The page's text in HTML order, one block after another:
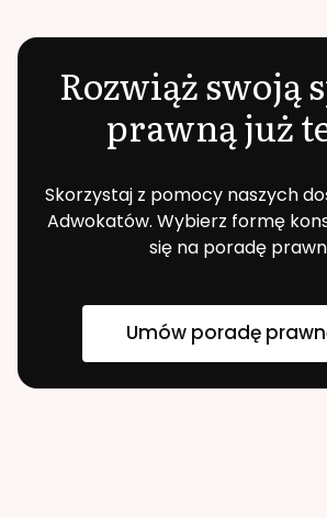
Rozwiąż swoją
prawną już
Skorzystaj z pomocy naszych
Adwokatów. Wybierz formę
się na poradę
Umów poradę